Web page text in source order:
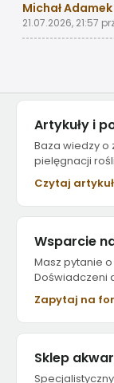
Michał
21.07.2026, 21:57
Artykuły i
Baza wiedzy o
pielęgnacji
Czytaj
Wsparcie
Masz pytanie
Doświadczeni
Zapytaj na
Sklep